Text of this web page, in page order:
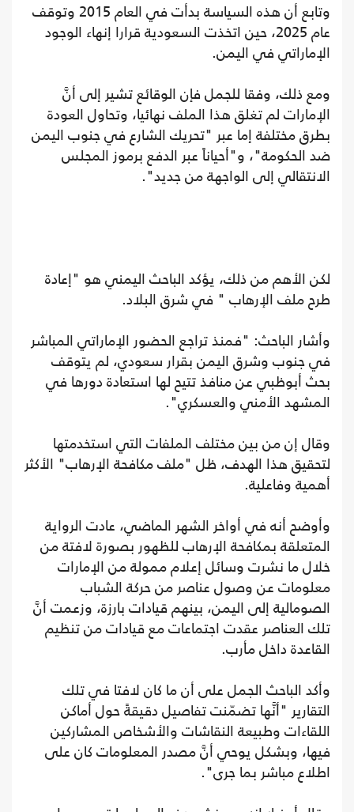
وتابع أن هذه السياسة بدأت في العام 2015 وتوقف
عام 2025، حين اتخذت السعودية قرارا إنهاء الوجود
الإماراتي في اليمن.
ومع ذلك، وفقا للجمل فإن الوقائع تشير إلى أنَّ
الإمارات لم تغلق هذا الملف نهائيا، وتحاول العودة
بطرق مختلفة إما عبر "تحريك الشارع في جنوب اليمن
ضد الحكومة"، و"أحياناً عبر الدفع برموز المجلس
الانتقالي إلى الواجهة من جديد".
لكن الأهم من ذلك، يؤكد الباحث اليمني هو "إعادة
طرح ملف الإرهاب " في شرق البلاد.
وأشار الباحث: "فمنذ تراجع الحضور الإماراتي المباشر
في جنوب وشرق اليمن بقرار سعودي، لم يتوقف
بحث أبوظبي عن منافذ تتيح لها استعادة دورها في
المشهد الأمني والعسكري".
وقال إن من بين مختلف الملفات التي استخدمتها
لتحقيق هذا الهدف، ظل "ملف مكافحة الإرهاب" الأكثر
أهمية وفاعلية.
وأوضح أنه في أواخر الشهر الماضي، عادت الرواية
المتعلقة بمكافحة الإرهاب للظهور بصورة لافتة من
خلال ما نشرت وسائل إعلام ممولة من الإمارات
معلومات عن وصول عناصر من حركة الشباب
الصومالية إلى اليمن، بينهم قيادات بارزة، وزعمت أنَّ
تلك العناصر عقدت اجتماعات مع قيادات من تنظيم
القاعدة داخل مأرب.
وأكد الباحث الجمل على أن ما كان لافتا في تلك
التقارير "أنَّها تضمّنت تفاصيل دقيقةً حول أماكن
اللقاءات وطبيعة النقاشات والأشخاص المشاركين
فيها، وبشكل يوحي أنَّ مصدر المعلومات كان على
اطلاع مباشر بما جرى".